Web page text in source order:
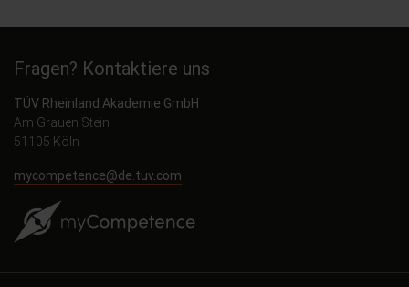
Fragen? Kontaktiere uns
TÜV Rheinland Akademie GmbH
Am Grauen Stein
51105 Köln
mycompetence@de.tuv.com